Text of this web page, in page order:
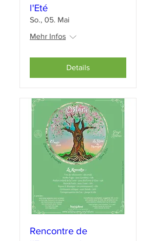
l'Eté
So., 05. Mai
Mehr Infos
Details
Rencontre de